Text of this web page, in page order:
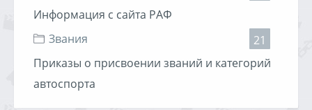
Информация с сайта РАФ
Звания
21
Приказы о присвоении званий и категорий
автоспорта